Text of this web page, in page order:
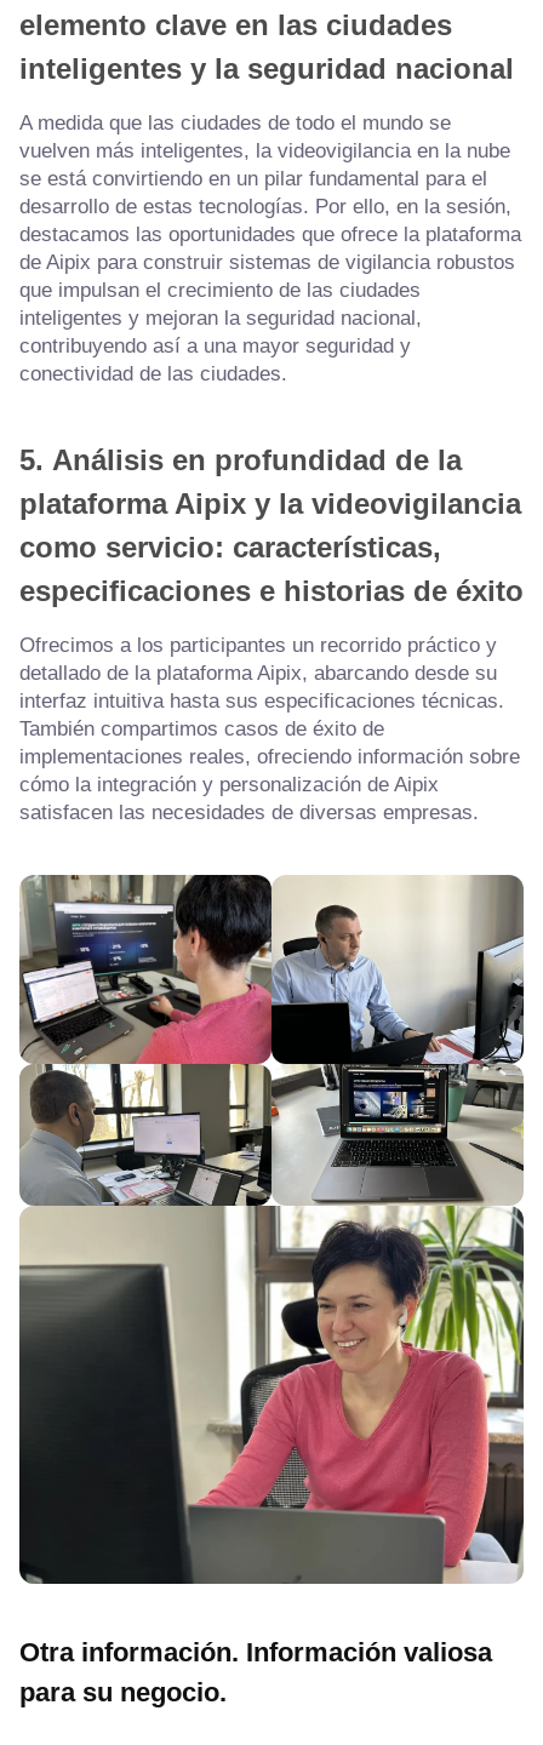
elemento clave en las ciudades
inteligentes y la seguridad nacional
A medida que las ciudades de todo el mundo se
vuelven más inteligentes, la videovigilancia en la nube
se está convirtiendo en un pilar fundamental para el
desarrollo de estas tecnologías. Por ello, en la sesión,
destacamos las oportunidades que ofrece la plataforma
de Aipix para construir sistemas de vigilancia robustos
que impulsan el crecimiento de las ciudades
inteligentes y mejoran la seguridad nacional,
contribuyendo así a una mayor seguridad y
conectividad de las ciudades.
5. Análisis en profundidad de la
plataforma Aipix y la videovigilancia
como servicio: características,
especificaciones e historias de éxito
Ofrecimos a los participantes un recorrido práctico y
detallado de la plataforma Aipix, abarcando desde su
interfaz intuitiva hasta sus especificaciones técnicas.
También compartimos casos de éxito de
implementaciones reales, ofreciendo información sobre
cómo la integración y personalización de Aipix
satisfacen las necesidades de diversas empresas.
Otra información. Información valiosa
para su negocio.